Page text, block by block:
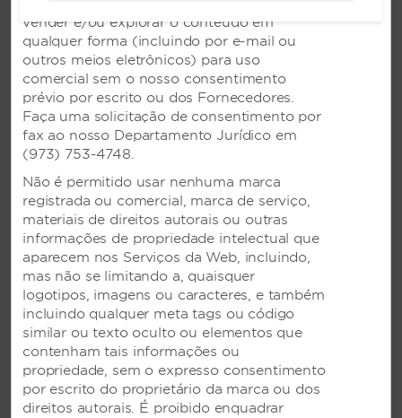
Salas de conferência
Salas de exposições
Serviços de reuniões e conferências
Sala de reuniões
Serviços de casamento
Serviços de tecnologia
Impressão de computador
Serviço de fax
Acesso à Internet de alta velocidade - business
center
Acesso à Internet de alta velocidade - salas de
reuniões
fazer upload, publicar, transmitir, distribuir,
vender e/ou explorar o conteúdo em
qualquer forma (incluindo por e-mail ou
outros meios eletrônicos) para uso
comercial sem o nosso consentimento
prévio por escrito ou dos Fornecedores.
Faça uma solicitação de consentimento por
fax ao nosso Departamento Jurídico em
(973) 753-4748.
Não é permitido usar nenhuma marca
registrada ou comercial, marca de serviço,
materiais de direitos autorais ou outras
informações de propriedade intelectual que
aparecem nos Serviços da Web, incluindo,
mas não se limitando a, quaisquer
logotipos, imagens ou caracteres, e também
incluindo qualquer meta tags ou código
similar ou texto oculto ou elementos que
contenham tais informações ou
propriedade, sem o expresso consentimento
por escrito do proprietário da marca ou dos
direitos autorais. É proibido enquadrar